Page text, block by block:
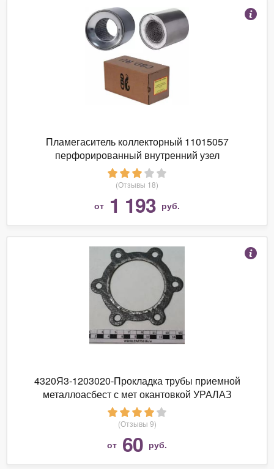
Пламегаситель коллекторный 11015057
перфорированный внутренний узел
(Отзывы 18)
от 1 193 руб.
4320Я3-1203020-Прокладка трубы приемной
металлоасбест с мет окантовкой УРАЛАЗ
(Отзывы 9)
от 60 руб.